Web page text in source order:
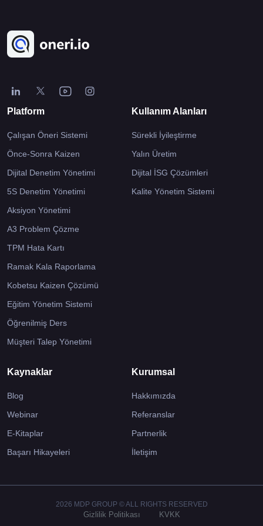
Platform
Çalışan Öneri Sistemi
Önce-Sonra Kaizen
Dijital Denetim Yönetimi
5S Denetim Yönetimi
Aksiyon Yönetimi
A3 Problem Çözme
TPM Hata Kartı
Ramak Kala Raporlama
Kobetsu Kaizen Çözümü
Eğitim Yönetim Sistemi
Öğrenilmiş Ders
Müşteri Talep Yönetimi
Kullanım Alanları
Sürekli İyileştirme
Yalın Üretim
Dijital İSG Çözümleri
Kalite Yönetim Sistemi
Kaynaklar
Blog
Webinar
E-Kitaplar
Başarı Hikayeleri
Kurumsal
Hakkımızda
Referanslar
Partnerlik
İletişim
2026 MDP GROUP © ALL RIGHTS RESERVED
Gizlilik Politikası KVKK